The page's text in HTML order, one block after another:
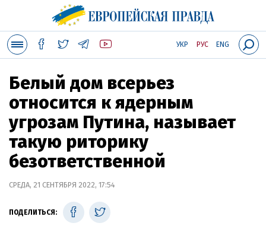
УКР РУС ENG
Белый дом всерьез
относится к ядерным
угрозам Путина, называет
такую риторику
безответственной
СРЕДА, 21 СЕНТЯБРЯ 2022, 17:54
ПОДЕЛИТЬСЯ: